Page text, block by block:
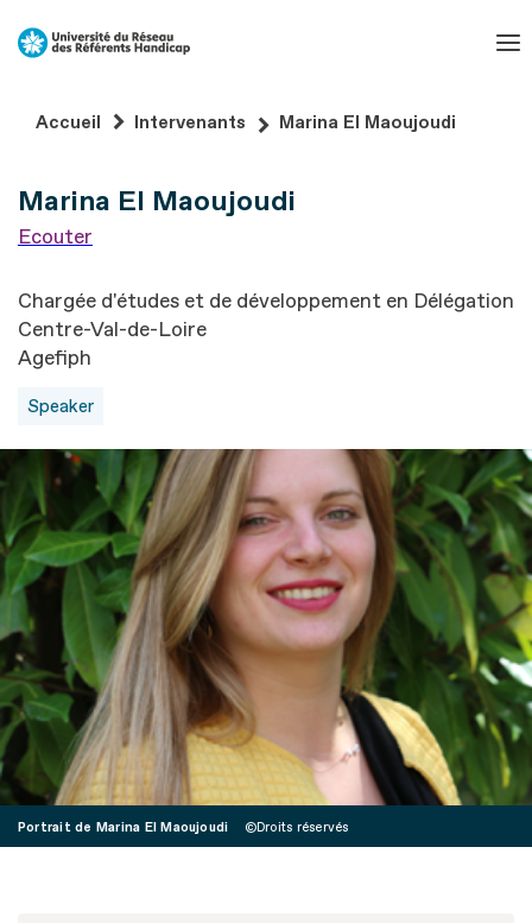
Aller
Aller
de
page
Accueil Intervenants Marina El Maoujoudi
Portrait de Marina El Maoujoudi Droits réservés
Marina El Maoujoudi
Ecouter
Chargée d'études et de développement en Délégation
Centre-Val-de-Loire
Agefiph
Speaker